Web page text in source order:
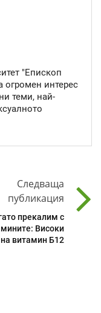
"Епископ
огромен интерес
теми, най-
Следваща
публикация
прекалим с
Високи
витамин Б12